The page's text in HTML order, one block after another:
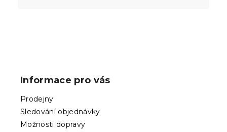
Informace pro vás
Prodejny
Sledování objednávky
Možnosti dopravy